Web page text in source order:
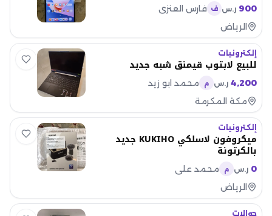
900 ر.س ف فارس العنزي
الرياض
إلكترونيات
للبيع لابتوب قيمنق شبه جديد
4,200 ر.س م
محمد ابو زيد
مكة المكرمة
إلكترونيات
ميكروفون لاسلكي KUKIHO جديد
بالكرتونة
0 ر.س م
محمد علي
الرياض
جوالات